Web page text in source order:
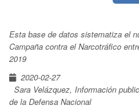
Esta base de datos sistematiza el
Campaña contra el Narcotráfico
2019
2020-02-27
Sara Velázquez, Información
de la Defensa Nacional